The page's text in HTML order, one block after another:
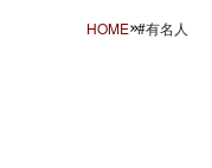
HOME #有名人